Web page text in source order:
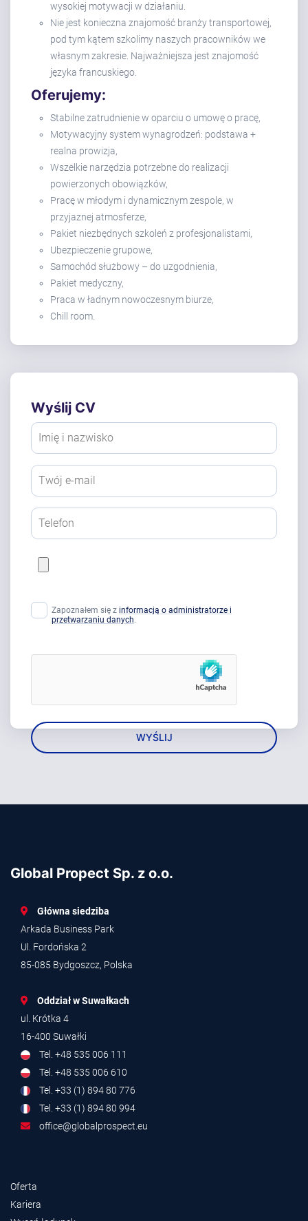
wysokiej motywacji w działaniu.
Nie jest konieczna znajomość branży transportowej,
pod tym kątem szkolimy naszych pracowników we
własnym zakresie. Najważniejsza jest znajomość
języka francuskiego.
Oferujemy:
Stabilne zatrudnienie w oparciu o umowę o pracę,
Motywacyjny system wynagrodzeń: podstawa +
realna prowizja,
Wszelkie narzędzia potrzebne do realizacji
powierzonych obowiązków,
Pracę w młodym i dynamicznym zespole, w
przyjaznej atmosferze,
Pakiet niezbędnych szkoleń z profesjonalistami,
Ubezpieczenie grupowe,
Samochód służbowy – do uzgodnienia,
Pakiet medyczny,
Praca w ładnym nowoczesnym biurze,
Chill room.
Wyślij CV
Zapoznałem się z informacją o administratorze i
przetwarzaniu danych.
Global Propect Sp. z o.o.
Główna siedziba
Arkada Business Park
Ul. Fordońska 2
85-085 Bydgoszcz, Polska
Oddział w Suwałkach
ul. Krótka 4
16-400 Suwałki
Tel. +48 535 006 111
Tel. +48 535 006 610
Tel. +33 (1) 894 80 776
Tel. +33 (1) 894 80 994
office@globalprospect.eu
Oferta
Kariera